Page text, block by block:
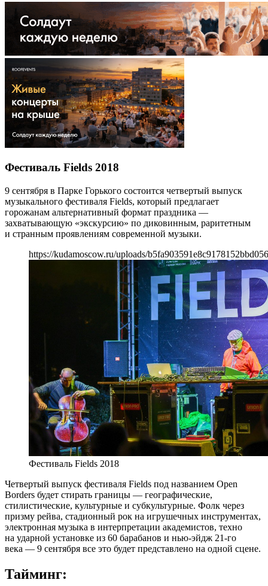
Фестиваль Fields 2018
9 сентября в Парке Горького состоится четвертый выпуск
музыкального фестиваля Fields, который предлагает
горожанам альтернативный формат праздника —
захватывающую «экскурсию» по диковинным, раритетным
и странным проявлениям современной музыки.
https://kudamoscow.ru/uploads/
Фестиваль Fields 2018
Четвертый выпуск фестиваля Fields под названием Open
Borders будет стирать границы — географические,
стилистические, культурные и субкультурные. Фолк через
призму рейва, стадионный рок на игрушечных инструментах,
электронная музыка в интерпретации академистов, техно
на ударной установке из 60 барабанов и нью-эйдж 21-го
века — 9 сентября все это будет представлено на одной сцене.
Тайминг: